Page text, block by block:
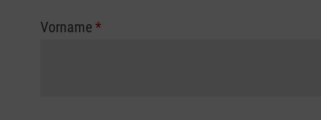
Vorname*